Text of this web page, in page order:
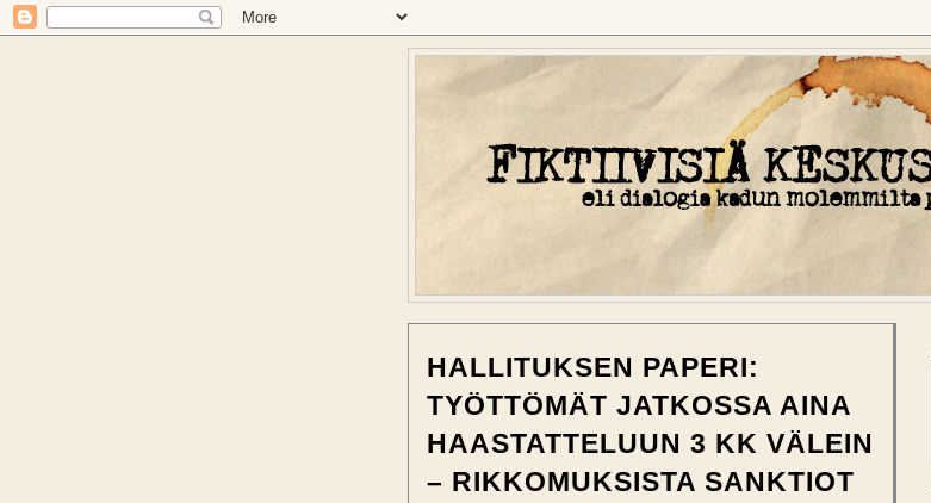
HALLITUKSEN PAPERI:
TYÖTTÖMÄT JATKOSSA AINA
HAASTATTELUUN 3 KK VÄLEIN
– RIKKOMUKSISTA SANKTIOT